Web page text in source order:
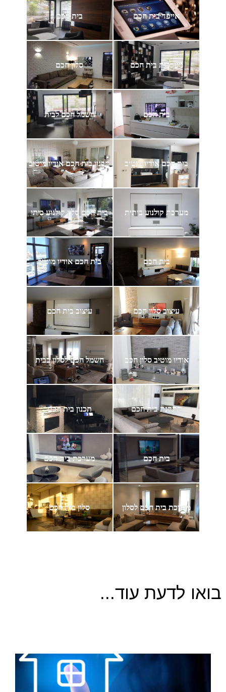
אייפד בית חכם בית חכם
מערכות בית חכם סלון חכם
בית חכם חשמל חכם לבית
בית חכם אודיו מוטיב תכנון בית חכם אודיו מוטיב
מערכת קולנוע ביתית בית חכם סלון קולנוע ביתי
בית חכם בית חכם אודיו מוטיב
עיצוב סלון חכם עיצוב בית חכם
אודיו מוטיב סלון חכם חשמל חכם לסלון בבית
התקנת בית חכם תכנון בית חכם
בית חכם מערכת בית חכם
מערכת בית חכם לסלון סלון בית חכם
בואו לדעת עוד...